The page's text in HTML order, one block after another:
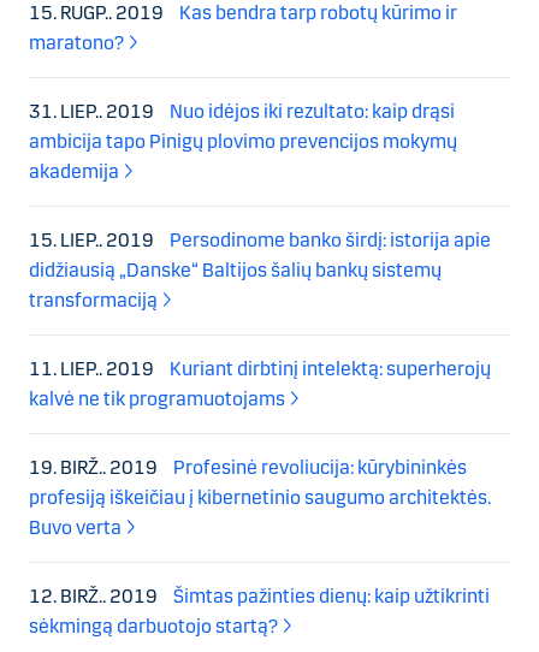
15. RUGP.. 2019
Kas bendra tarp robotų kūrimo ir
maratono?
31. LIEP.. 2019
Nuo idėjos iki rezultato: kaip drąsi
ambicija tapo Pinigų plovimo prevencijos mokymų
akademija
15. LIEP.. 2019
Persodinome banko širdį: istorija apie
didžiausią „Danske“ Baltijos šalių bankų sistemų
transformaciją
11. LIEP.. 2019
Kuriant dirbtinį intelektą: superherojų
kalvė ne tik programuotojams
19. BIRŽ.. 2019
Profesinė revoliucija: kūrybininkės
profesiją iškeičiau į kibernetinio saugumo architektės.
Buvo verta
12. BIRŽ.. 2019
Šimtas pažinties dienų: kaip užtikrinti
sėkmingą darbuotojo startą?